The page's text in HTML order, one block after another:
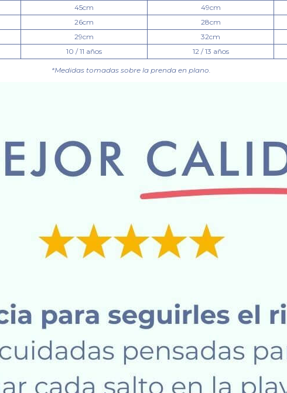
45cm
49cm
26cm
28cm
29cm
32cm
10 / 11 años
12 / 13 años
*Medidas tomadas sobre la prenda en plano.